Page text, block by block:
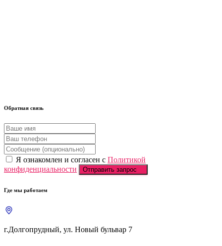
Обратная связь
Я ознакомлен и согласен с Политикой
конфиденциальности
Отправить запрос
Где мы работаем
г.Долгопрудный, ул. Новый бульвар 7